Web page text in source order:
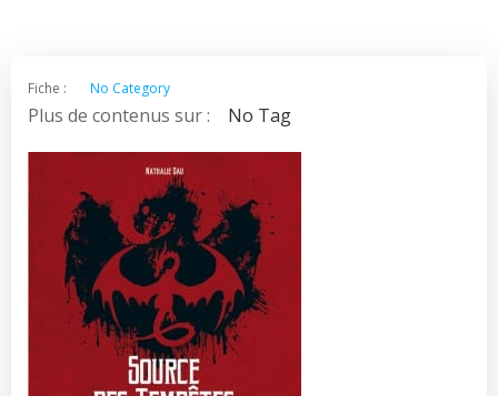
Fiche : No Category
Plus de contenus sur : No Tag